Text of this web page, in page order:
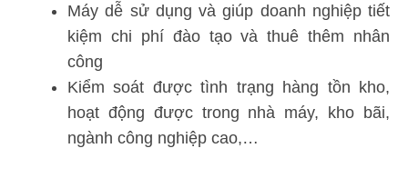
Máy dễ sử dụng và giúp doanh nghiệp tiết
kiệm chi phí đào tạo và thuê thêm nhân
công
Kiểm soát được tình trạng hàng tồn kho,
hoạt động được trong nhà máy, kho bãi,
ngành công nghiệp cao,…